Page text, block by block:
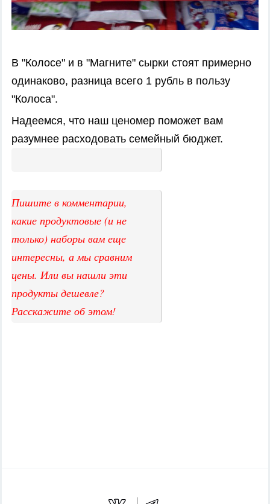
В "Колосе" и в "Магните" сырки стоят примерно
одинаково, разница всего 1 рубль в пользу
"Колоса".
Надеемся, что наш ценомер поможет вам
разумнее расходовать семейный бюджет.
Пишите в комментарии,
какие продуктовые (и не
только) наборы вам еще
интересны, а мы сравним
цены. Или вы нашли эти
продукты дешевле?
Расскажите об этом!